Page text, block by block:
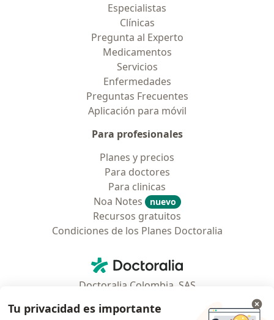
Especialistas
Clínicas
Pregunta al Experto
Medicamentos
Servicios
Enfermedades
Preguntas Frecuentes
Aplicación para móvil
Para profesionales
Planes y precios
Para doctores
Para clinicas
Noa Notes
nuevo
Recursos gratuitos
Condiciones de los Planes Doctoralia
Doctoralia - Página de inicio
Doctoralia Colombia, SAS
Municipio: Bogotá D.C., Colombia
Tu privacidad es importante